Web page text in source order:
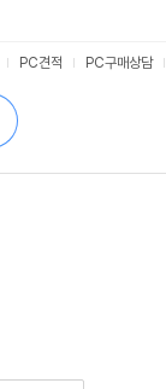
PC견적 PC구매상담